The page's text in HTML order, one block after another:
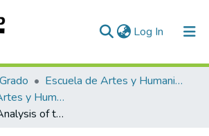
Log In (current)
Escuela de Artes y Humanidades
Doctorado en Artes y Humanidades (tesis)
Multiple Case Analysis of the United States' Soft Power Influence on Latin American Business Administration Schools from 1960 to 2020: The Emergence of the Fertile Ground Theory